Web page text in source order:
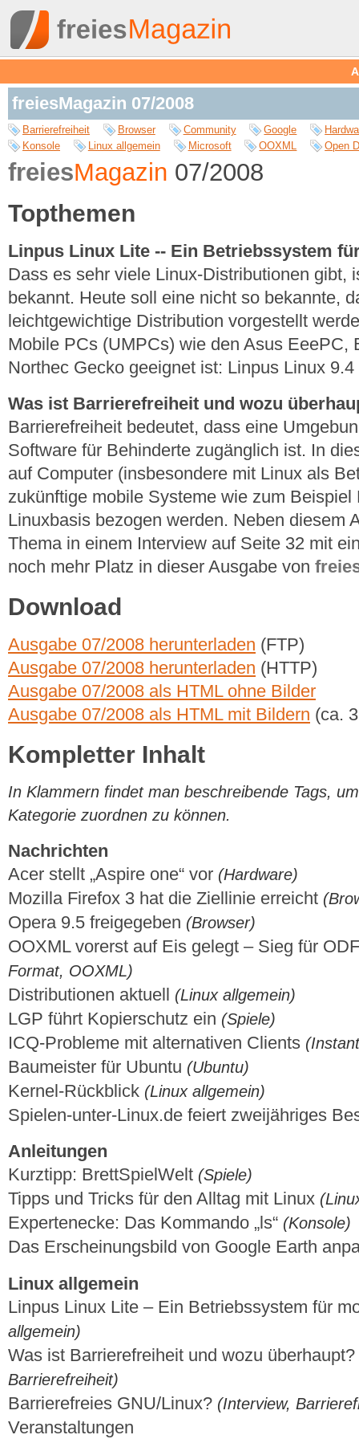
freiesMagazin 07/2008
Barrierefreiheit Browser Community Google
Konsole
Linux allgemein Microsoft OOXML Open
freiesMagazin 07/2008
Topthemen
Linpus Linux Lite -- Ein Betriebssystem
Dass es sehr viele Linux-Distributionen gibt,
bekannt. Heute soll eine nicht so bekannte,
leichtgewichtige Distribution vorgestellt
Mobile PCs (UMPCs) wie den Asus EeePC,
Northec Gecko geeignet ist: Linpus Linux 9.4
Was ist Barrierefreiheit und wozu
Barrierefreiheit bedeutet, dass eine
Software für Behinderte zugänglich ist. In
auf Computer (insbesondere mit Linux als
zukünftige mobile Systeme wie zum
Linuxbasis bezogen werden. Neben diesem
Thema in einem Interview auf Seite 32 mit
noch mehr Platz in dieser Ausgabe von
Download
Ausgabe 07/2008 herunterladen (FTP)
Ausgabe 07/2008 herunterladen (HTTP)
Ausgabe 07/2008 als HTML ohne Bilder
Ausgabe 07/2008 als HTML mit Bildern (ca.
Kompletter Inhalt
In Klammern findet man beschreibende Tags,
Kategorie zuordnen zu können.
Nachrichten
Acer stellt „Aspire one“ vor (Hardware)
Mozilla Firefox 3 hat die Ziellinie erreicht
Opera 9.5 freigegeben (Browser)
OOXML vorerst auf Eis gelegt – Sieg für
Format, OOXML)
Distributionen aktuell (Linux allgemein)
LGP führt Kopierschutz ein (Spiele)
ICQ-Probleme mit alternativen Clients
Baumeister für Ubuntu (Ubuntu)
Kernel-Rückblick (Linux allgemein)
Spielen-unter-Linux.de feiert zweijähriges
Anleitungen
Kurztipp: BrettSpielWelt (Spiele)
Tipps und Tricks für den Alltag mit Linux
Expertenecke: Das Kommando „ls“ (Konsole)
Das Erscheinungsbild von Google Earth
Linux allgemein
Linpus Linux Lite – Ein Betriebssystem für
allgemein)
Was ist Barrierefreiheit und wozu überhaupt?
Barrierefreiheit)
Barrierefreies GNU/Linux? (Interview,
Veranstaltungen